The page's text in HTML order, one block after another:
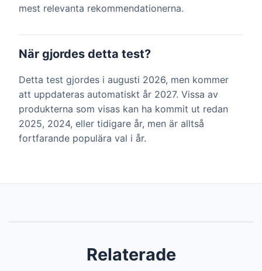
mest relevanta rekommendationerna.
När gjordes detta test?
Detta test gjordes i augusti 2026, men kommer
att uppdateras automatiskt år 2027. Vissa av
produkterna som visas kan ha kommit ut redan
2025, 2024, eller tidigare år, men är alltså
fortfarande populära val i år.
Relaterade